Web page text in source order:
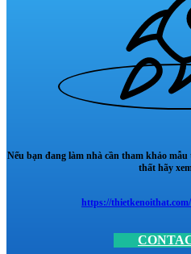
Nếu bạn đang làm nhà cần tham khảo
thất hãy
https://